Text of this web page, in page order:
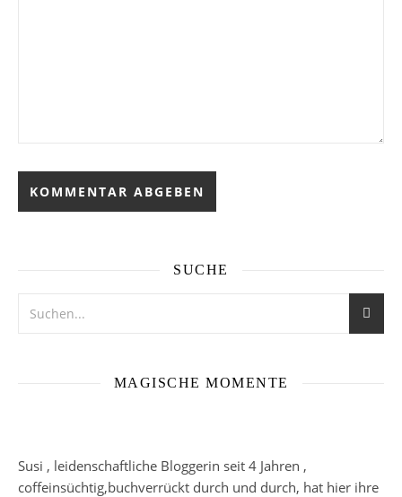
SUCHE
MAGISCHE MOMENTE
Susi , leidenschaftliche Bloggerin seit 4 Jahren ,
coffeinsüchtig,buchverrückt durch und durch, hat hier ihre